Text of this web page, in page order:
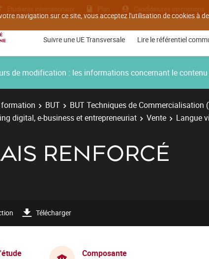
navigation sur ce site, vous acceptez l'utilisation de cookies à
Etudiants internationaux Plan Candidatures inscriptions
Suivre une UE Transversale Lire le référentiel
de modification : les informations concernant le
BUT
BUT Techniques de Commercialisation
digital, e-business et entrepreneuriat
Vente Langue
RENFORCÉ
Télécharger
Composante